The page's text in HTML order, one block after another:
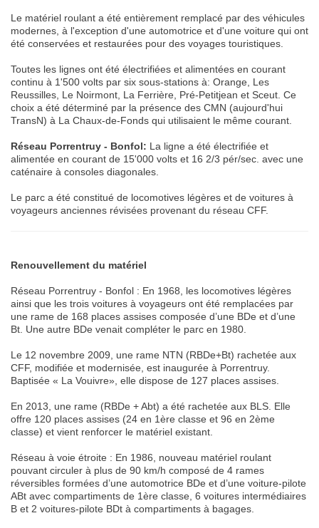
Le matériel roulant a été entièrement remplacé par des véhicules
modernes, à l'exception d'une automotrice et d'une voiture qui ont
été conservées et restaurées pour des voyages touristiques.
Toutes les lignes ont été électrifiées et alimentées en courant
continu à 1'500 volts par six sous-stations à: Orange, Les
Reussilles, Le Noirmont, La Ferrière, Pré-Petitjean et Sceut. Ce
choix a été déterminé par la présence des CMN (aujourd'hui
TransN) à La Chaux-de-Fonds qui utilisaient le même courant.
Réseau Porrentruy - Bonfol: La ligne a été électrifiée et
alimentée en courant de 15'000 volts et 16 2/3 pér/sec. avec une
caténaire à consoles diagonales.
Le parc a été constitué de locomotives légères et de voitures à
voyageurs anciennes révisées provenant du réseau CFF.
Renouvellement du matériel
Réseau Porrentruy - Bonfol : En 1968, les locomotives légères
ainsi que les trois voitures à voyageurs ont été remplacées par
une rame de 168 places assises composée d’une BDe et d’une
Bt. Une autre BDe venait compléter le parc en 1980.
Le 12 novembre 2009, une rame NTN (RBDe+Bt) rachetée aux
CFF, modifiée et modernisée, est inaugurée à Porrentruy.
Baptisée « La Vouivre», elle dispose de 127 places assises.
En 2013, une rame (RBDe + Abt) a été rachetée aux BLS. Elle
offre 120 places assises (24 en 1ère classe et 96 en 2ème
classe) et vient renforcer le matériel existant.
Réseau à voie étroite : En 1986, nouveau matériel roulant
pouvant circuler à plus de 90 km/h composé de 4 rames
réversibles formées d’une automotrice BDe et d’une voiture-pilote
ABt avec compartiments de 1ère classe, 6 voitures intermédiaires
B et 2 voitures-pilote BDt à compartiments à bagages.